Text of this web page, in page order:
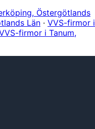
Östergötlands
Län · VVS-firmor i
firmor i Tanum,